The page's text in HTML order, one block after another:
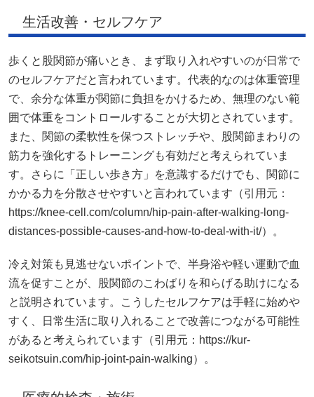
生活改善・セルフケア
歩くと股関節が痛いとき、まず取り入れやすいのが日常で
のセルフケアだと言われています。代表的なのは体重管理
で、余分な体重が関節に負担をかけるため、無理のない範
囲で体重をコントロールすることが大切とされています。
また、関節の柔軟性を保つストレッチや、股関節まわりの
筋力を強化するトレーニングも有効だと考えられていま
す。さらに「正しい歩き方」を意識するだけでも、関節に
かかる力を分散させやすいと言われています（引用元：
https://knee-cell.com/column/hip-pain-after-walking-long-
distances-possible-causes-and-how-to-deal-with-it/）。
冷え対策も見逃せないポイントで、半身浴や軽い運動で血
流を促すことが、股関節のこわばりを和らげる助けになる
と説明されています。こうしたセルフケアは手軽に始めや
すく、日常生活に取り入れることで改善につながる可能性
があると考えられています（引用元：https://kur-
seikotsuin.com/hip-joint-pain-walking）。